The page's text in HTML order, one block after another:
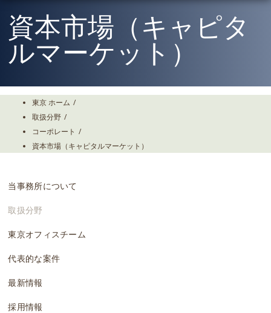
Main
Content
資本市場（キャピタ
ルマーケット）
東京 ホーム /
取扱分野 /
コーポレート /
資本市場（キャピタルマーケット）
当事務所について
取扱分野
東京オフィスチーム
代表的な案件
最新情報
採用情報